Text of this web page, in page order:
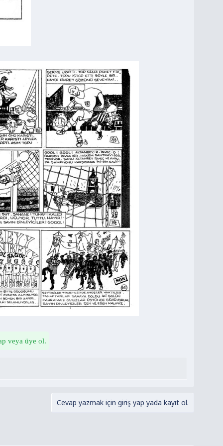
veya üye ol.
Cevap yazmak için giriş yap yada kayıt ol.